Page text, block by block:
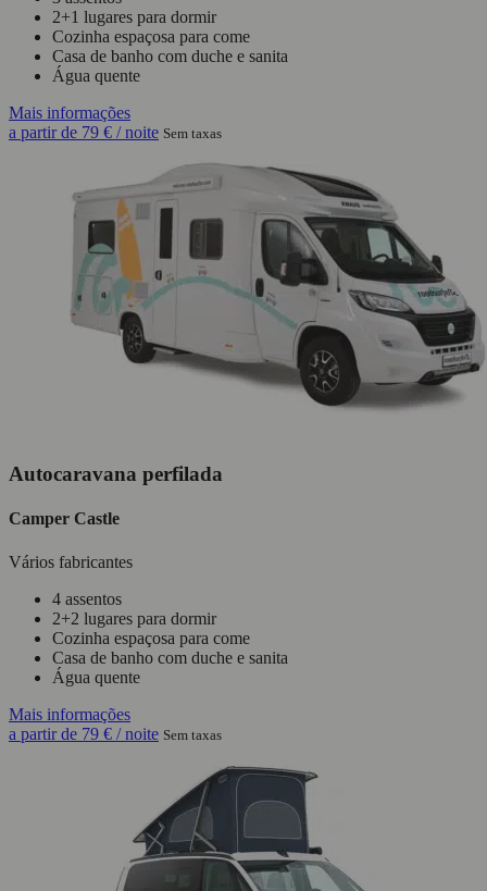
2+1 lugares para dormir
Cozinha espaçosa para come
Casa de banho com duche e sanita
Água quente
Mais informações
a partir de 79 € / noite Sem taxas
Autocaravana perfilada
Camper Castle
Vários fabricantes
4 assentos
2+2 lugares para dormir
Cozinha espaçosa para come
Casa de banho com duche e sanita
Água quente
Mais informações
a partir de 79 € / noite Sem taxas